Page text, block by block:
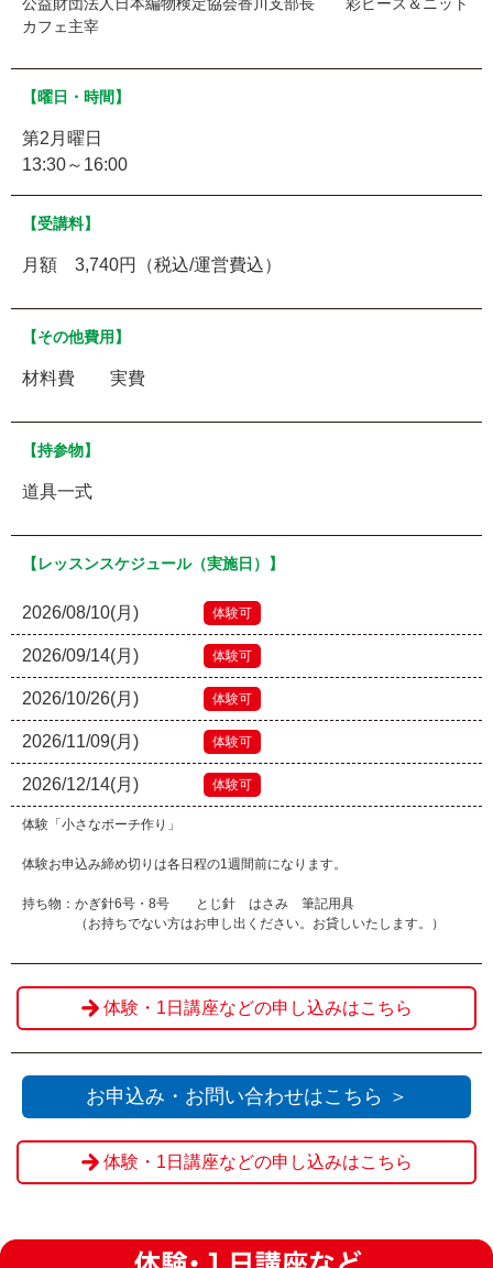
カフェ主宰
【曜日・時間】
第2月曜日
13:30～16:00
【受講料】
月額 3,740円（税込/運営費込）
【その他費用】
材料費 実費
【持参物】
道具一式
【レッスンスケジュール（実施日）】
2026/08/10(月) 体験可
2026/09/14(月) 体験可
2026/10/26(月) 体験可
2026/11/09(月) 体験可
2026/12/14(月) 体験可
体験「小さなポーチ作り」
体験お申込み締め切りは各日程の1週間前になります。
持ち物：かぎ針6号・8号 とじ針 はさみ 筆記用具
（お持ちでない方はお申し出ください。お貸しいたします。）
体験・1日講座などの申し込みはこちら
お申込み・お問い合わせはこちら ＞
体験・1日講座などの申し込みはこちら